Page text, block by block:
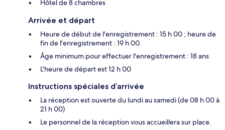
Hôtel de 8 chambres
Arrivée et départ
Heure de début de l'enregistrement : 15 h 00 ; heure de
fin de l'enregistrement : 19 h 00.
Âge minimum pour effectuer l'enregistrement : 18 ans
L'heure de départ est 12 h 00
Instructions spéciales d’arrivée
La réception est ouverte du lundi au samedi (de 08 h 00 à
21 h 00)
Le personnel de la réception vous accueillera sur place.